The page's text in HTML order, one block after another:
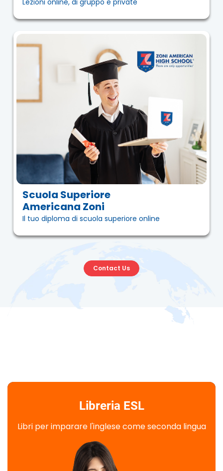
Lezioni online, di gruppo e private
Scuola Superiore
Americana Zoni
Il tuo diploma di scuola superiore online
Contact Us
Libreria ESL
Libri per imparare l'inglese come seconda lingua